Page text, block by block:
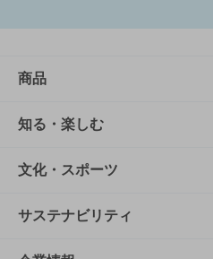
商品
商品TOP
商品一覧
商品発売情報
栄養成分一覧
知る・楽しむ
知る・楽しむTOP
キャンペーン
文化・スポーツ
文化・スポーツTOP
サステナビリティ